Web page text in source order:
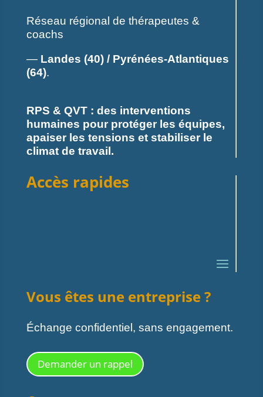
Réseau régional de thérapeutes &
coachs
— Landes (40) / Pyrénées-Atlantiques
(64).
RPS & QVT : des interventions
humaines pour protéger les équipes,
apaiser les tensions et stabiliser le
climat de travail.
Accès rapides
Vous êtes une entreprise ?
Échange confidentiel, sans engagement.
Demander un rappel